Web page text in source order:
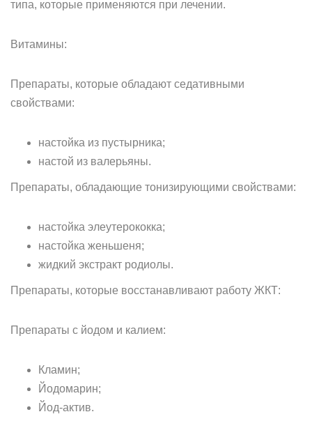
типа, которые применяются при лечении.
Витамины:
Препараты, которые обладают седативными
свойствами:
настойка из пустырника;
настой из валерьяны.
Препараты, обладающие тонизирующими свойствами:
настойка элеутерококка;
настойка женьшеня;
жидкий экстракт родиолы.
Препараты, которые восстанавливают работу ЖКТ:
Препараты с йодом и калием:
Кламин;
Йодомарин;
Йод-актив.